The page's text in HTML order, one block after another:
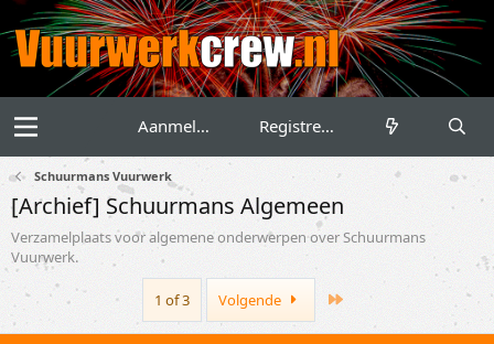
Aanmelden Registreren
Schuurmans Vuurwerk
[Archief] Schuurmans Algemeen
Verzamelplaats voor algemene onderwerpen over Schuurmans
Vuurwerk.
1 of 3 Volgende Last